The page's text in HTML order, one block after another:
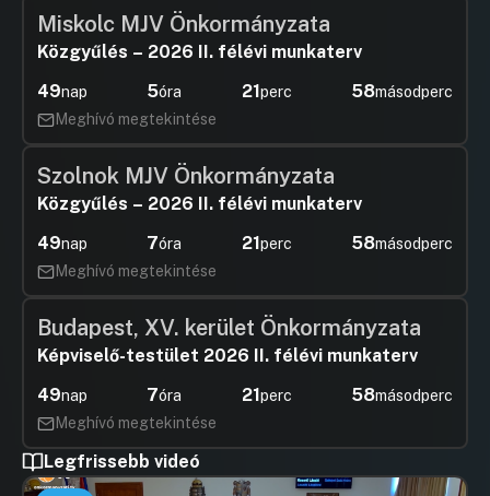
Miskolc MJV Önkormányzata
Közgyűlés – 2026 II. félévi munkaterv
49nap 5óra 21perc 57másodperc
Meghívó megtekintése
Szolnok MJV Önkormányzata
Közgyűlés – 2026 II. félévi munkaterv
49nap 7óra 21perc 57másodperc
Meghívó megtekintése
Budapest, XV. kerület Önkormányzata
Képviselő-testület 2026 II. félévi munkaterv
49nap 7óra 21perc 57másodperc
Meghívó megtekintése
Legfrissebb videó